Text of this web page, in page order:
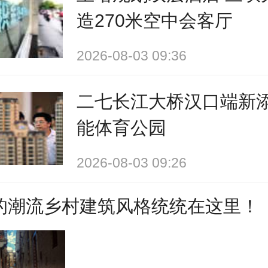
造270米空中会客厅
2026-08-03 09:36
二七长江大桥汉口端新
能体育公园
2026-08-03 09:26
潮流乡村建筑风格统统在这里！